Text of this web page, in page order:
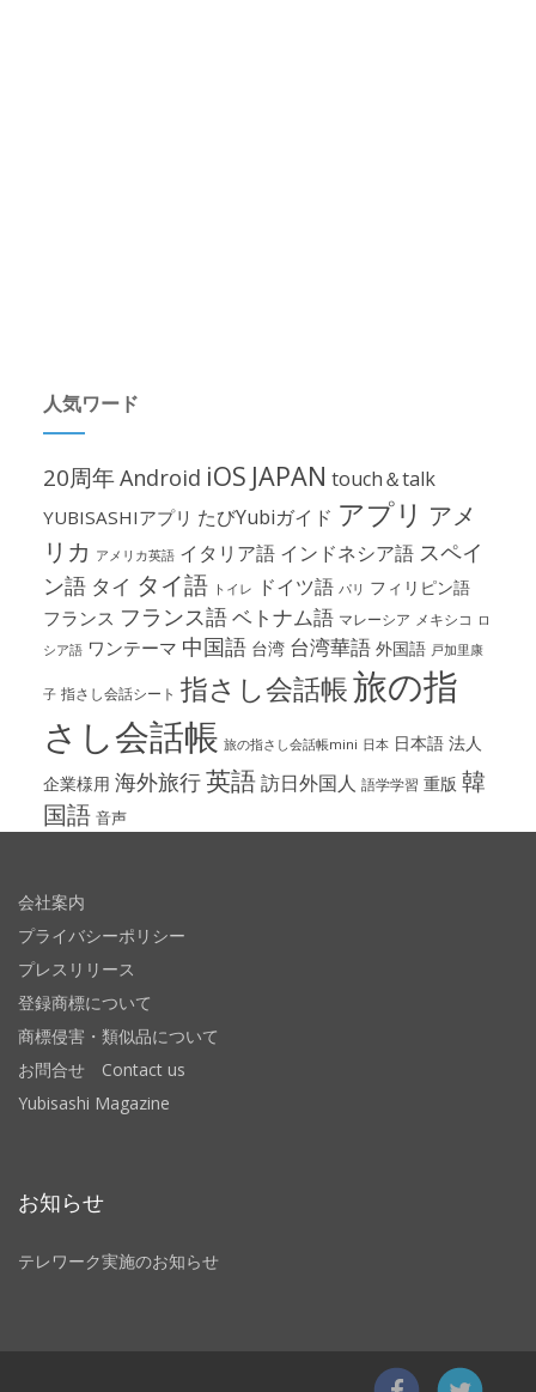
人気ワード
20周年Android iOS JAPAN touch＆talk
YUBISASHIアプリ たびYubiガイド アプリ アメ
リカ アメリカ英語 イタリア語 インドネシア語 スペイ
ン語 タイ タイ語 トイレ ドイツ語 パリ フィリピン語
フランス フランス語ベトナム語 マレーシア メキシコ ロ
シア語 ワンテーマ 中国語 台湾 台湾華語 外国語 戸加里康
子 指さし会話シート 指さし会話帳旅の指
さし会話帳 旅の指さし会話帳mini 日本 日本語 法人
企業様用 海外旅行英語訪日外国人 語学学習 重版 韓
国語 音声
会社案内
プライバシーポリシー
プレスリリース
登録商標について
商標侵害・類似品について
お問合せ Contact us
Yubisashi Magazine
お知らせ
テレワーク実施のお知らせ